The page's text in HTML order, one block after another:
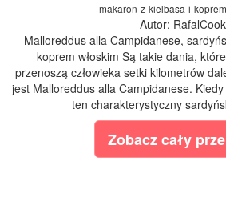
makaron-z-kielbasa-i-
Autor: RafalCook
Malloreddus alla Campidanese,
koprem włoskim Są takie dania,
przenoszą człowieka setki kilometrów
jest Malloreddus alla Campidanese.
ten charakterystyczny
Zobacz cały